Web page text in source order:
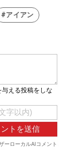
#アイアン